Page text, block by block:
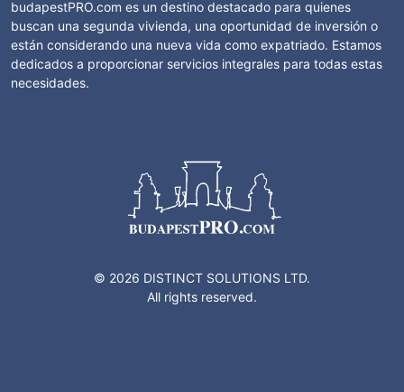
budapestPRO.com es un destino destacado para quienes
buscan una segunda vivienda, una oportunidad de inversión o
están considerando una nueva vida como expatriado. Estamos
dedicados a proporcionar servicios integrales para todas estas
necesidades.
© 2026 DISTINCT SOLUTIONS LTD.
All rights reserved.